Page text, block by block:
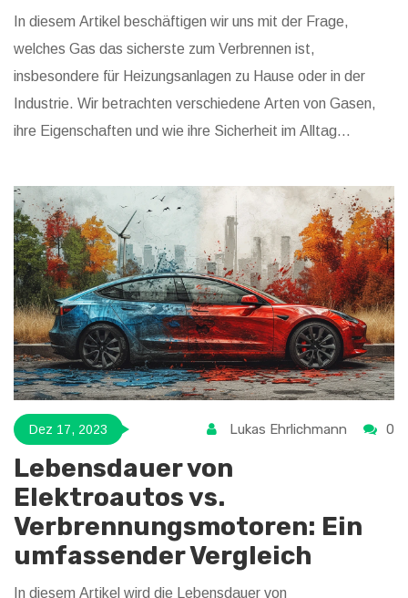
In diesem Artikel beschäftigen wir uns mit der Frage,
welches Gas das sicherste zum Verbrennen ist,
insbesondere für Heizungsanlagen zu Hause oder in der
Industrie. Wir betrachten verschiedene Arten von Gasen,
ihre Eigenschaften und wie ihre Sicherheit im Alltag
ökologischen Aspekte eingehen und wie Effizienz beim
Heizen helfen kann, Risiken zu minimieren. Ein praktischer
Leitfaden, der Sicherheit, Umweltfreundlichkeit und
Wirtschaftlichkeit miteinander verbindet.
Dez 17, 2023 Lukas Ehrlichmann 0
Lebensdauer von
Elektroautos vs.
Verbrennungsmotoren: Ein
umfassender Vergleich
In diesem Artikel wird die Lebensdauer von